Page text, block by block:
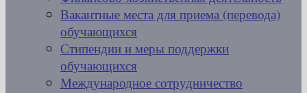
Вакантные места для приема (перевода)
обучающихся
Стипендии и меры поддержки
обучающихся
Международное сотрудничество